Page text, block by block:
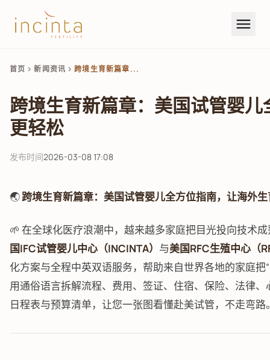
menu
首页 chevron_right新闻资讯 chevron_right跨境生育新篇章...
跨境生育新篇章：美国试管婴
更轻松
发布时间2026-03-08 17:08
🌏跨境生育新篇章：美国试管婴儿全方位指南，让海外
🌱 在全球化医疗浪潮中，越来越多家庭把目光投向技术
国IFC试管婴儿中心（INCINTA） 与美国RFC生殖中心（
化方案与全程中英双语服务，帮助来自世界各地的家庭把
用通俗语言拆解流程、费用、签证、住宿、保险、法律
日程表与预算清单，让您一张图看懂赴美试管，不走弯路